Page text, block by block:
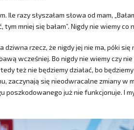
Ile razy słyszałam słowa od mam,
tym mniej się bałam”. Nigdy nie wiemy co
rzecz, że nigdy jej nie ma, póki się
wcześniej. Bo nigdy nie wiemy czy
też nie będziemy działać, bo
zaczynają się nieodwracalne zmiany w
poszkodowanego już nie funkcjonuje. I